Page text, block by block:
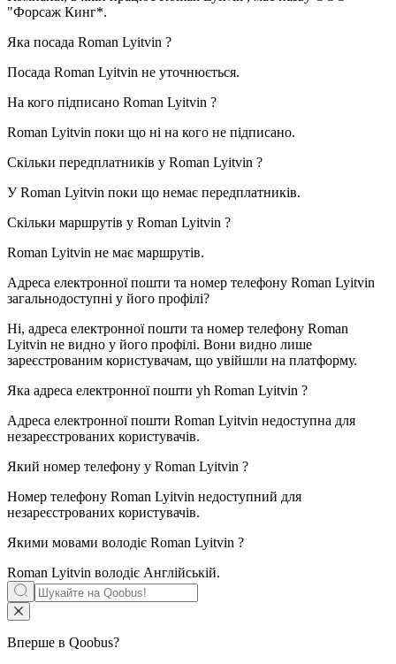
"Форсаж Кинг*.
Яка посада Roman Lyitvin ?
Посада Roman Lyitvin не уточнюється.
На кого підписано Roman Lyitvin ?
Roman Lyitvin поки що ні на кого не підписано.
Скільки передплатників у Roman Lyitvin ?
У Roman Lyitvin поки що немає передплатників.
Скільки маршрутів у Roman Lyitvin ?
Roman Lyitvin не має маршрутів.
Адреса електронної пошти та номер телефону Roman Lyitvin
загальнодоступні у його профілі?
Ні, адреса електронної пошти та номер телефону Roman
Lyitvin не видно у його профілі. Вони видно лише
зареєстрованим користувачам, що увійшли на платформу.
Яка адреса електронної пошти уh Roman Lyitvin ?
Адреса електронної пошти Roman Lyitvin недоступна для
незареєстрованих користувачів.
Який номер телефону у Roman Lyitvin ?
Номер телефону Roman Lyitvin недоступний для
незареєстрованих користувачів.
Якими мовами володіє Roman Lyitvin ?
Roman Lyitvin володіє Англійській.
Вперше в Qoobus?